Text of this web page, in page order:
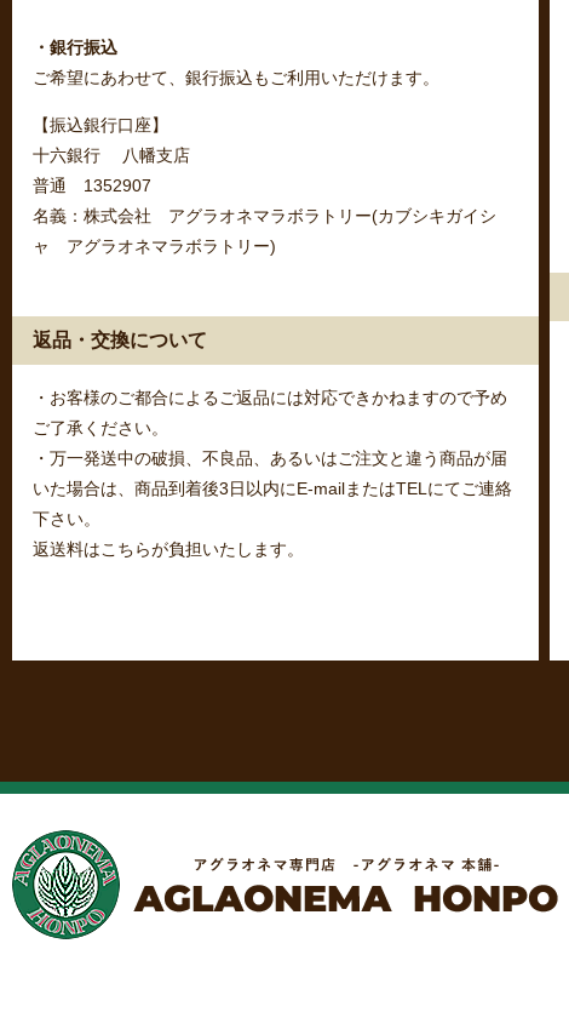
・銀行振込
ご希望にあわせて、銀行振込もご利用いただけます。
【振込銀行口座】
十六銀行 八幡支店
普通 1352907
名義：株式会社 アグラオネマラボラトリー(カブシキガイシ
ャ アグラオネマラボラトリー)
返品・交換について
・お客様のご都合によるご返品には対応できかねますので予め
ご了承ください。
・万一発送中の破損、不良品、あるいはご注文と違う商品が届
いた場合は、商品到着後3日以内にE-mailまたはTELにてご連絡
下さい。
返送料はこちらが負担いたします。